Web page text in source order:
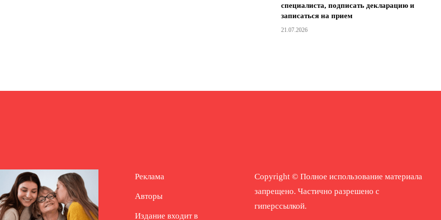
специалиста, подписать декларацию и
записаться на прием
21.07.2026
Реклама
Авторы
Издание входит в
Copyright © Полное использование материала
запрещено. Частично разрешено с
гиперссылкой.